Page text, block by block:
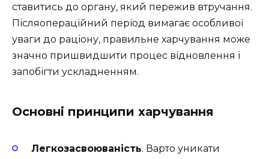
ставитись до органу, який пережив втручання.
Післяопераційний період вимагає особливої
уваги до раціону, правильне харчування може
значно пришвидшити процес відновлення і
запобігти ускладненням.
Основні принципи харчування
Легкозасвоюваність. Варто уникати